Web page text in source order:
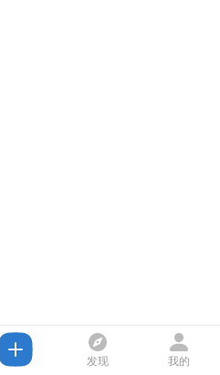
发现 我的